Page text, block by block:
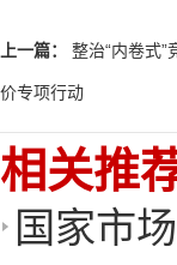
上一篇： 整治“内卷式
价专项行动
相关推
国家市